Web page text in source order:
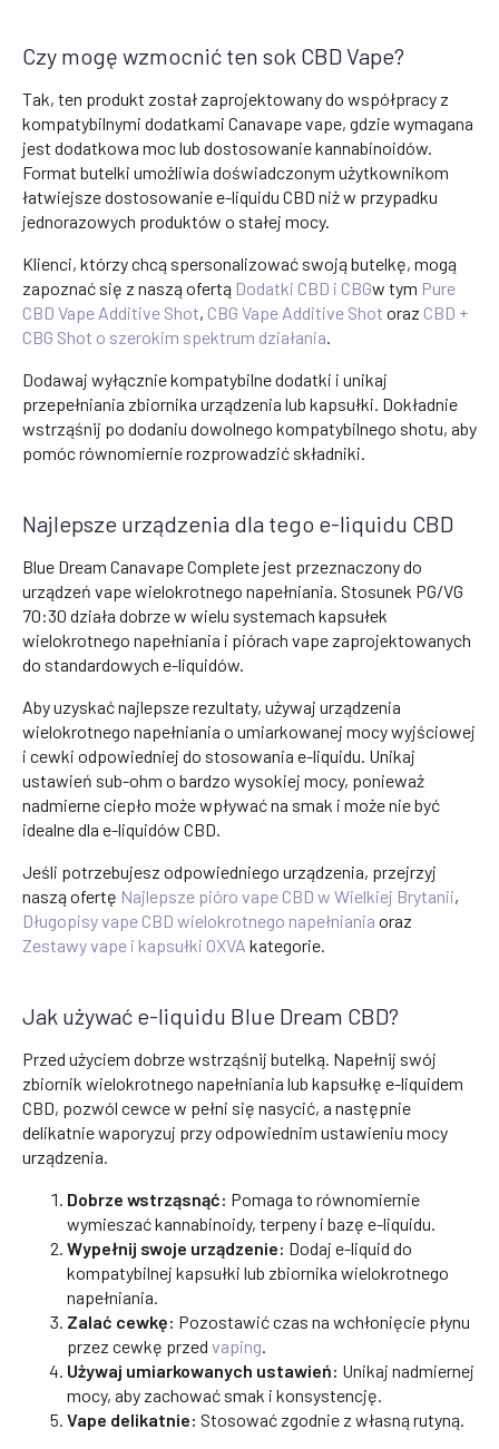
Czy mogę wzmocnić ten sok CBD Vape?
Tak, ten produkt został zaprojektowany do współpracy z
kompatybilnymi dodatkami Canavape vape, gdzie wymagana
jest dodatkowa moc lub dostosowanie kannabinoidów.
Format butelki umożliwia doświadczonym użytkownikom
łatwiejsze dostosowanie e-liquidu CBD niż w przypadku
jednorazowych produktów o stałej mocy.
Klienci, którzy chcą spersonalizować swoją butelkę, mogą
zapoznać się z naszą ofertą Dodatki CBD i CBGw tym Pure
CBD Vape Additive Shot, CBG Vape Additive Shot oraz CBD +
CBG Shot o szerokim spektrum działania
Dodawaj wyłącznie kompatybilne dodatki i unikaj
przepełniania zbiornika urządzenia lub kapsułki. Dokładnie
wstrząśnij po dodaniu dowolnego kompatybilnego shotu, aby
pomóc równomiernie rozprowadzić składniki.
Najlepsze urządzenia dla tego e-liquidu CBD
Blue Dream Canavape Complete jest przeznaczony do
urządzeń vape wielokrotnego napełniania. Stosunek PG/VG
70:30 działa dobrze w wielu systemach kapsułek
wielokrotnego napełniania i piórach vape zaprojektowanych
do standardowych e-liquidów.
Aby uzyskać najlepsze rezultaty, używaj urządzenia
wielokrotnego napełniania o umiarkowanej mocy wyjściowej
i cewki odpowiedniej do stosowania e-liquidu. Unikaj
ustawień sub-ohm o bardzo wysokiej mocy, ponieważ
nadmierne ciepło może wpływać na smak i może nie być
idealne dla e-liquidów CBD.
Jeśli potrzebujesz odpowiedniego urządzenia, przejrzyj
naszą ofertę Najlepsze pióro vape CBD w Wielkiej Brytanii,
Długopisy vape CBD wielokrotnego napełniania oraz
Zestawy vape i kapsułki OXVA kategorie.
Jak używać e-liquidu Blue Dream CBD?
Przed użyciem dobrze wstrząśnij butelką. Napełnij swój
zbiornik wielokrotnego napełniania lub kapsułkę e-liquidem
CBD, pozwól cewce w pełni się nasycić, a następnie
delikatnie waporyzuj przy odpowiednim ustawieniu mocy
urządzenia.
Dobrze wstrząsnąć: Pomaga to równomiernie
wymieszać kannabinoidy, terpeny i bazę e-liquidu.
Wypełnij swoje urządzenie: Dodaj e-liquid do
kompatybilnej kapsułki lub zbiornika wielokrotnego
napełniania.
Zalać cewkę: Pozostawić czas na wchłonięcie płynu
przez cewkę przed vaping
Używaj umiarkowanych ustawień: Unikaj nadmiernej
mocy, aby zachować smak i konsystencję.
Vape delikatnie: Stosować zgodnie z własną rutyną.